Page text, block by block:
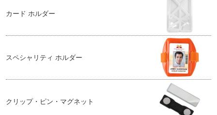
カード ホルダー
スペシャリティ ホルダー
クリップ・ピン・マグネット